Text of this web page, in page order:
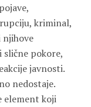
kriminal,
njihove
pokore,
javnosti.
nedostaje.
element koji